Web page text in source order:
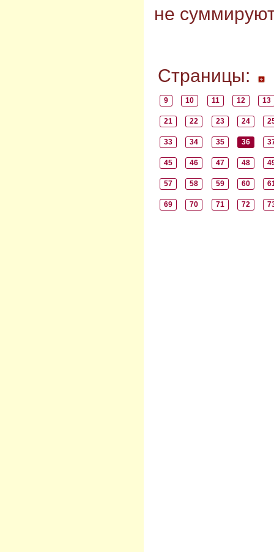
не
Страницы:
9 10 11 12 13
21 22 23 24
33 34 35 36
45 46 47 48
57 58 59 60
69 70 71 72